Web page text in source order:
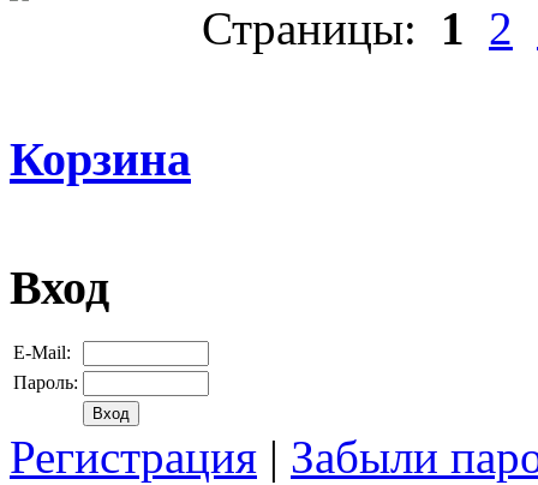
Страницы: 1 2
Корзина
Вход
E-Mail:
Пароль:
Регистрация | Забыли